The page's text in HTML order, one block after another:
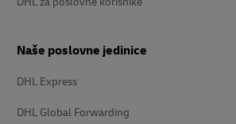
Naše poslovne jedinice
DHL Express
DHL Global Forwarding